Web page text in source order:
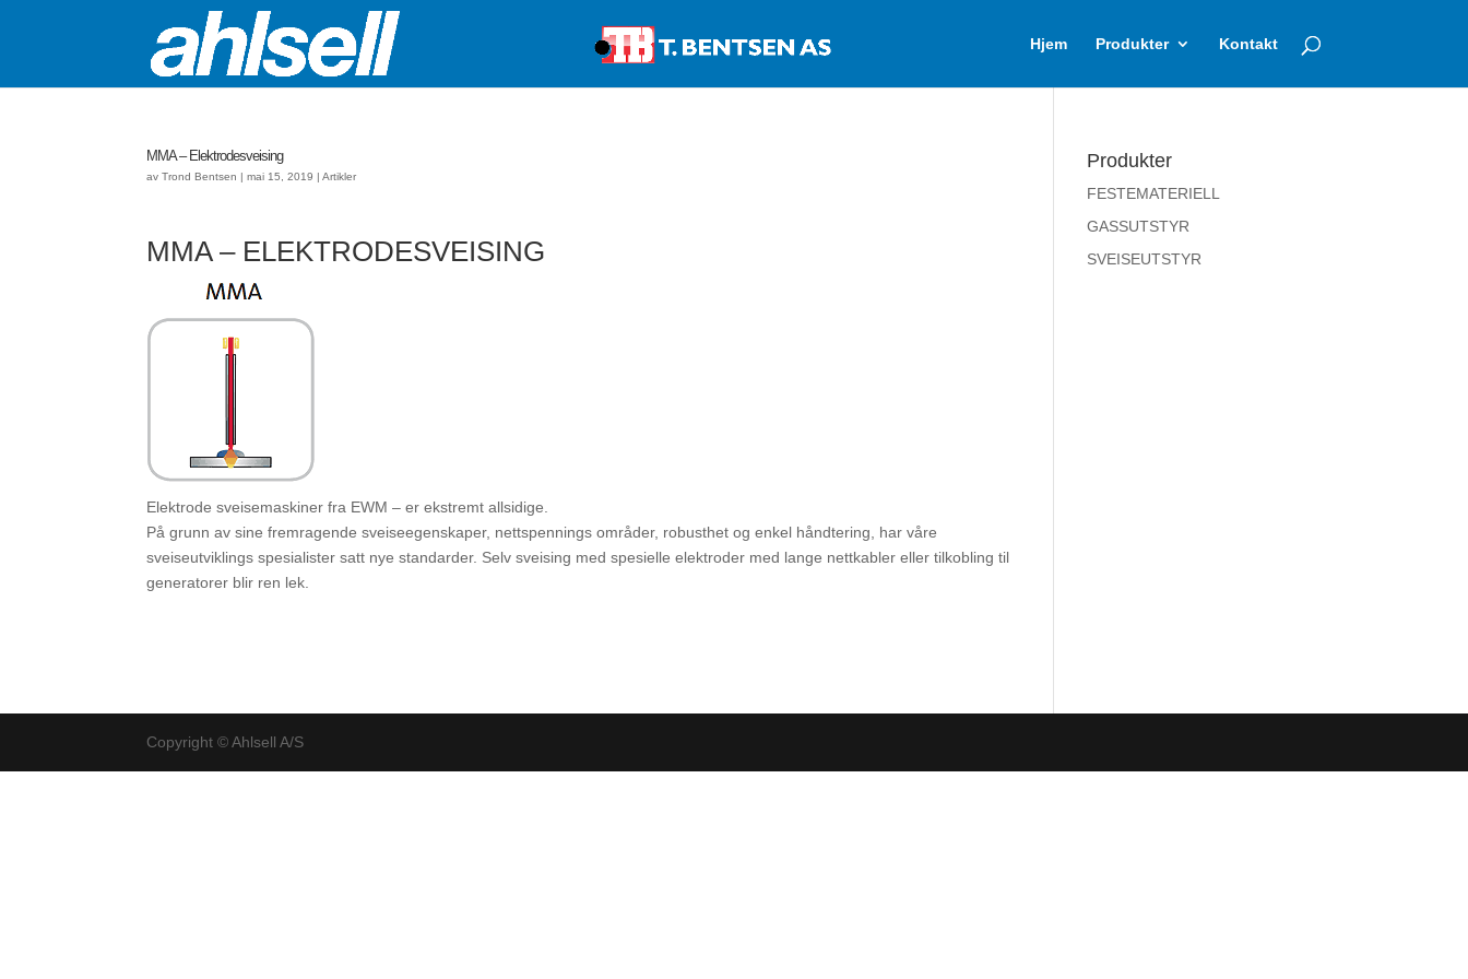
Hjem Produkter Kontakt
MMA – Elektrodesveising
avTrond Bentsen |mai 15, 2019 |Artikler
MMA – ELEKTRODESVEISING
Elektrode sveisemaskiner fra EWM – er ekstremt allsidige.
På grunn av sine fremragende sveiseegenskaper, nettspennings områder, robusthet og enkel håndtering, har våre
sveiseutviklings spesialister satt nye standarder. Selv sveising med spesielle elektroder med lange nettkabler eller tilkobling til
generatorer blir ren lek.
Produkter
FESTEMATERIELL
GASSUTSTYR
SVEISEUTSTYR
Copyright © Ahlsell A/S